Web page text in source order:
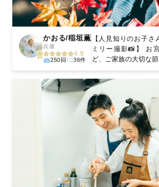
かおる/稲垣薫
兵庫
4.9
250回 36件
【人見知りのお子さ
ミリー撮影📸】 お
ど、ご家族の大切な節